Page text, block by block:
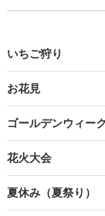
いちご狩り
お花見
ゴールデンウィーク
花火大会
夏休み（夏祭り）